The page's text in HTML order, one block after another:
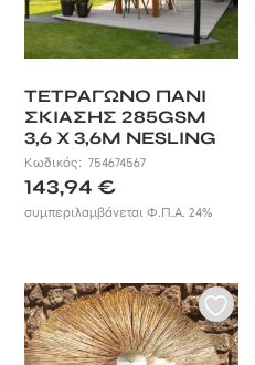
ΤΕΤΡΑΓΩΝΟ ΠΑΝΙ
ΣΚΙΑΣΗΣ 285GSM
3,6 X 3,6M NESLING
Κωδικός:754674567
143,94€
συμπεριλαμβάνεται Φ.Π.Α. 24%